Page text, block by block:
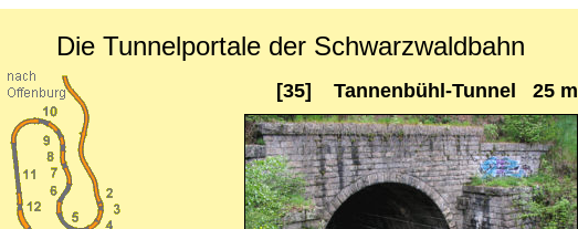
Die Tunnelportale der Schwarzwaldbahn
[35] Tannenbühl-Tunnel 25 m